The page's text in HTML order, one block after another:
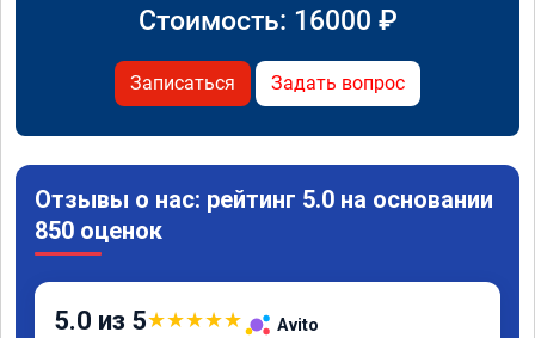
Стоимость: 16000 ₽
Записаться Задать вопрос
Отзывы о нас: рейтинг 5.0 на основании
850 оценок
5.0 из 5★★★★★ Avito